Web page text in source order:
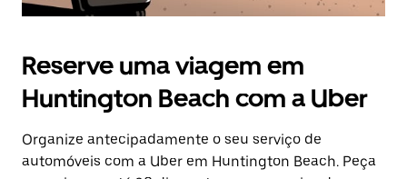
Reserve uma viagem em
Huntington Beach com a Uber
Organize antecipadamente o seu serviço de
automóveis com a Uber em Huntington Beach. Peça